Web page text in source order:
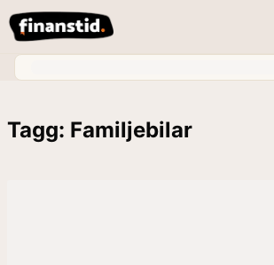
Tagg: Familjebilar